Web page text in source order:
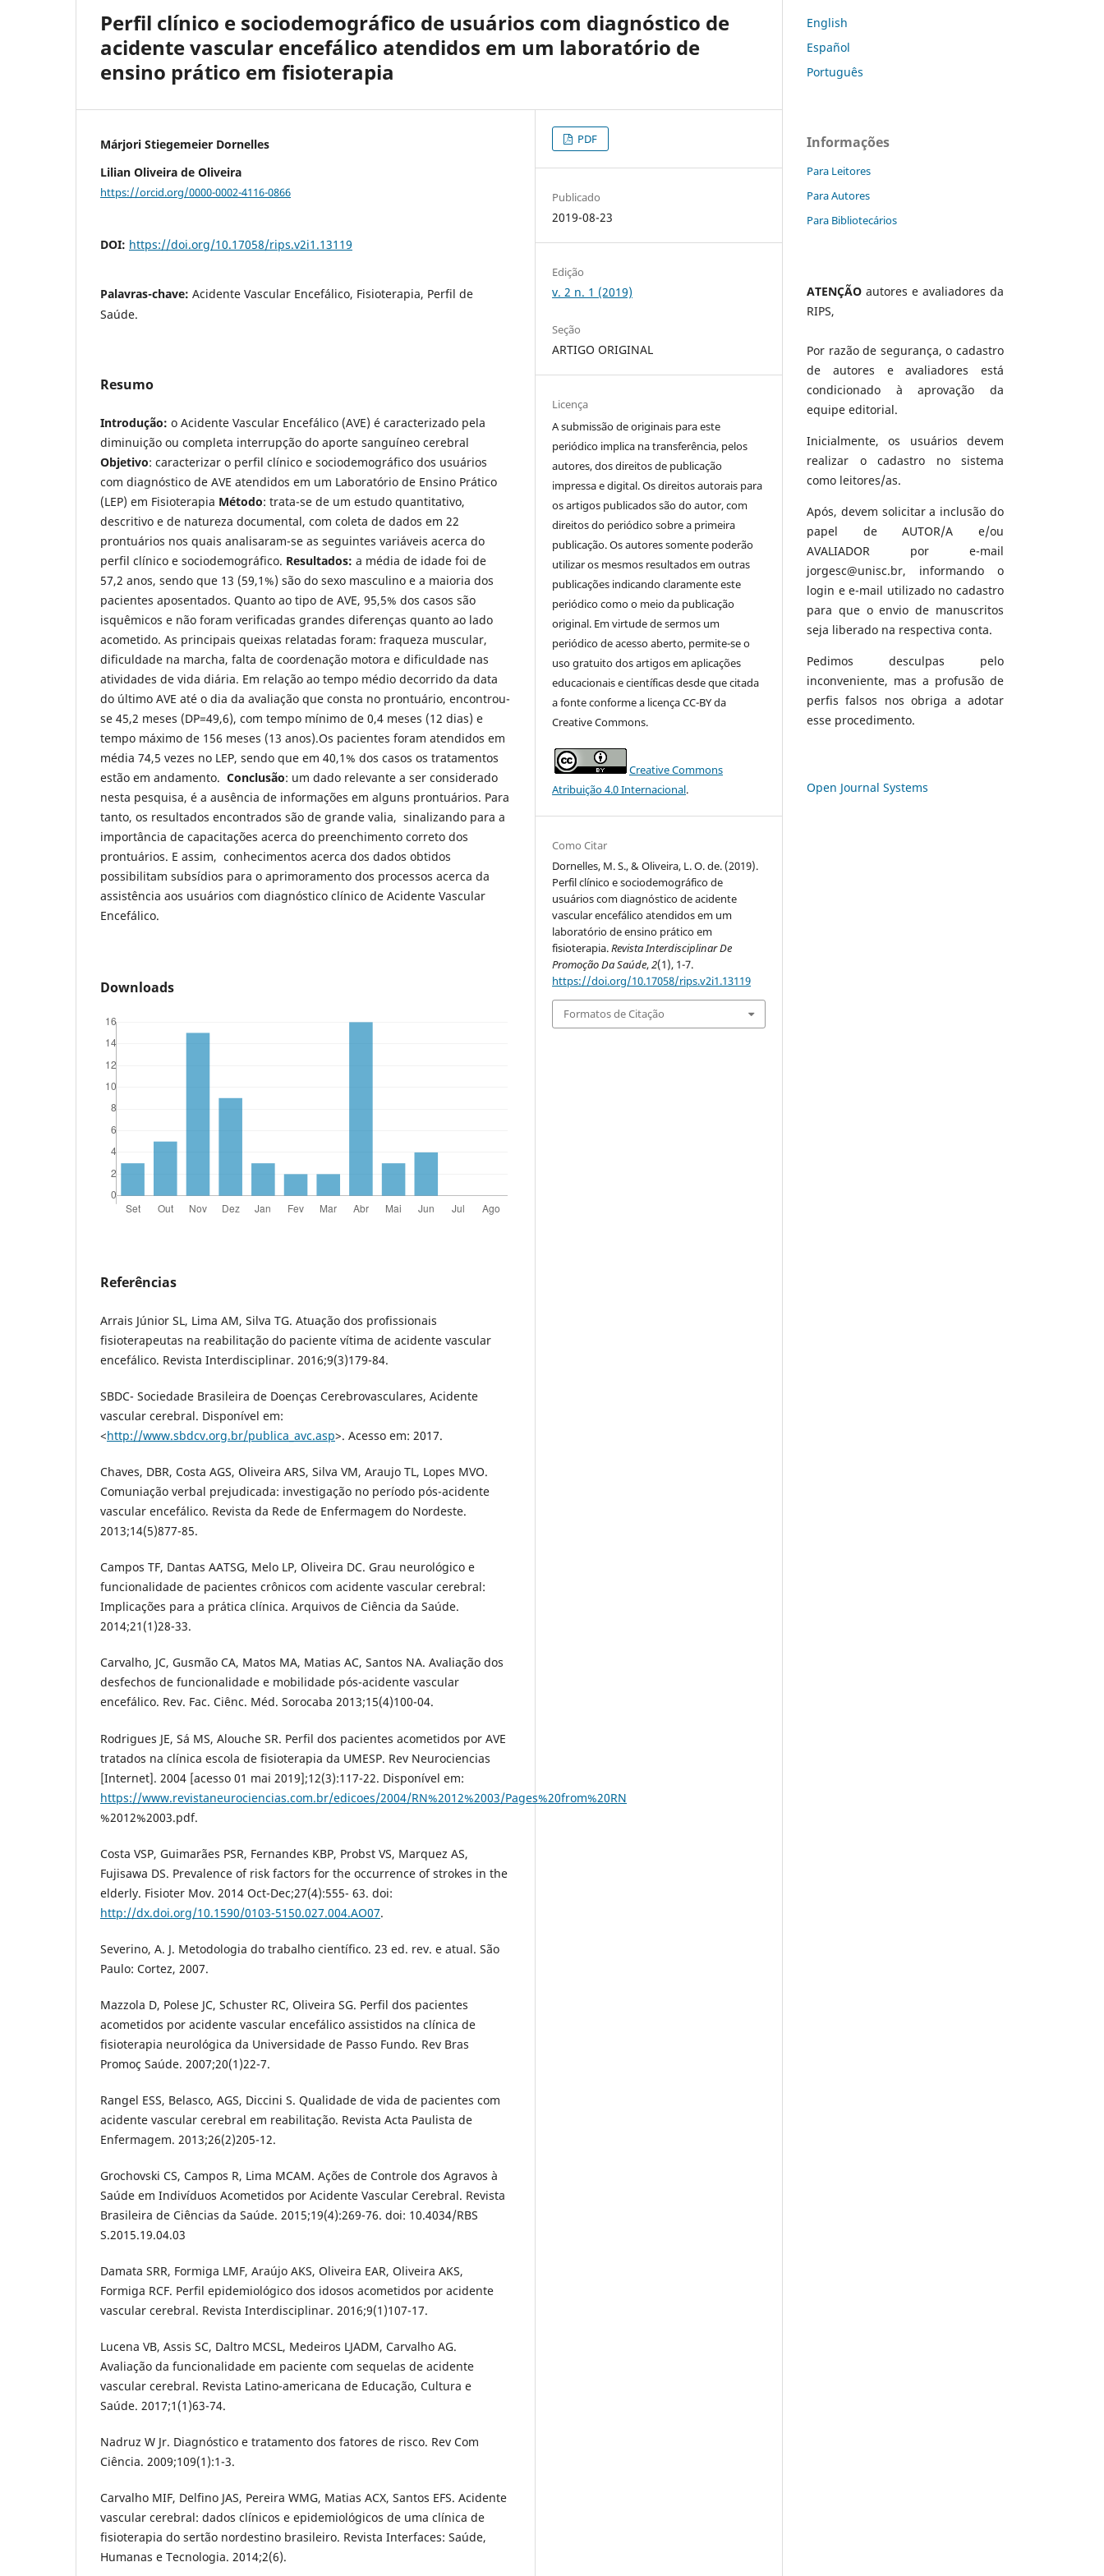
Perfil clínico e sociodemográfico de usuários com diagnóstico de
acidente vascular encefálico atendidos em um laboratório de
ensino prático em fisioterapia
Márjori Stiegemeier Dornelles
Lilian Oliveira de Oliveira
https://orcid.org/0000-0002-4116-0866
DOI: https://doi.org/10.17058/rips.v2i1.13119
Palavras-chave: Acidente Vascular Encefálico, Fisioterapia, Perfil de
Saúde.
Resumo
Introdução: o Acidente Vascular Encefálico (AVE) é caracterizado pela
diminuição ou completa interrupção do aporte sanguíneo cerebral
Objetivo: caracterizar o perfil clínico e sociodemográfico dos usuários
com diagnóstico de AVE atendidos em um Laboratório de Ensino Prático
(LEP) em Fisioterapia Método: trata-se de um estudo quantitativo,
descritivo e de natureza documental, com coleta de dados em 22
prontuários nos quais analisaram-se as seguintes variáveis acerca do
perfil clínico e sociodemográfico. Resultados: a média de idade foi de
57,2 anos, sendo que 13 (59,1%) são do sexo masculino e a maioria dos
pacientes aposentados. Quanto ao tipo de AVE, 95,5% dos casos são
isquêmicos e não foram verificadas grandes diferenças quanto ao lado
acometido. As principais queixas relatadas foram: fraqueza muscular,
dificuldade na marcha, falta de coordenação motora e dificuldade nas
atividades de vida diária. Em relação ao tempo médio decorrido da data
do último AVE até o dia da avaliação que consta no prontuário, encontrou-
se 45,2 meses (DP=49,6), com tempo mínimo de 0,4 meses (12 dias) e
tempo máximo de 156 meses (13 anos).Os pacientes foram atendidos em
média 74,5 vezes no LEP, sendo que em 40,1% dos casos os tratamentos
estão em andamento. Conclusão: um dado relevante a ser considerado
nesta pesquisa, é a ausência de informações em alguns prontuários. Para
tanto, os resultados encontrados são de grande valia, sinalizando para a
importância de capacitações acerca do preenchimento correto dos
prontuários. E assim, conhecimentos acerca dos dados obtidos
possibilitam subsídios para o aprimoramento dos processos acerca da
assistência aos usuários com diagnóstico clínico de Acidente Vascular
Encefálico.
Downloads
Referências
Arrais Júnior SL, Lima AM, Silva TG. Atuação dos profissionais
fisioterapeutas na reabilitação do paciente vítima de acidente vascular
encefálico. Revista Interdisciplinar. 2016;9(3)179-84.
SBDC- Sociedade Brasileira de Doenças Cerebrovasculares, Acidente
vascular cerebral. Disponível em:
<http://www.sbdcv.org.br/publica_avc.asp>. Acesso em: 2017.
Chaves, DBR, Costa AGS, Oliveira ARS, Silva VM, Araujo TL, Lopes MVO.
Comuniação verbal prejudicada: investigação no período pós-acidente
vascular encefálico. Revista da Rede de Enfermagem do Nordeste.
2013;14(5)877-85.
Campos TF, Dantas AATSG, Melo LP, Oliveira DC. Grau neurológico e
funcionalidade de pacientes crônicos com acidente vascular cerebral:
Implicações para a prática clínica. Arquivos de Ciência da Saúde.
2014;21(1)28-33.
Carvalho, JC, Gusmão CA, Matos MA, Matias AC, Santos NA. Avaliação dos
desfechos de funcionalidade e mobilidade pós-acidente vascular
encefálico. Rev. Fac. Ciênc. Méd. Sorocaba 2013;15(4)100-04.
Rodrigues JE, Sá MS, Alouche SR. Perfil dos pacientes acometidos por AVE
tratados na clínica escola de fisioterapia da UMESP. Rev Neurociencias
[Internet]. 2004 [acesso 01 mai 2019];12(3):117-22. Disponível em:
https://www.revistaneurociencias.com.br/edicoes/2004/RN%2012%2003/Pages%20from%20RN
%2012%2003.pdf.
Costa VSP, Guimarães PSR, Fernandes KBP, Probst VS, Marquez AS,
Fujisawa DS. Prevalence of risk factors for the occurrence of strokes in the
elderly. Fisioter Mov. 2014 Oct-Dec;27(4):555- 63. doi:
http://dx.doi.org/10.1590/0103-5150.027.004.AO07.
Severino, A. J. Metodologia do trabalho científico. 23 ed. rev. e atual. São
Paulo: Cortez, 2007.
Mazzola D, Polese JC, Schuster RC, Oliveira SG. Perfil dos pacientes
acometidos por acidente vascular encefálico assistidos na clínica de
fisioterapia neurológica da Universidade de Passo Fundo. Rev Bras
Promoç Saúde. 2007;20(1)22-7.
Rangel ESS, Belasco, AGS, Diccini S. Qualidade de vida de pacientes com
acidente vascular cerebral em reabilitação. Revista Acta Paulista de
Enfermagem. 2013;26(2)205-12.
Grochovski CS, Campos R, Lima MCAM. Ações de Controle dos Agravos à
Saúde em Indivíduos Acometidos por Acidente Vascular Cerebral. Revista
Brasileira de Ciências da Saúde. 2015;19(4):269-76. doi: 10.4034/RBS
S.2015.19.04.03
Damata SRR, Formiga LMF, Araújo AKS, Oliveira EAR, Oliveira AKS,
Formiga RCF. Perfil epidemiológico dos idosos acometidos por acidente
vascular cerebral. Revista Interdisciplinar. 2016;9(1)107-17.
Lucena VB, Assis SC, Daltro MCSL, Medeiros LJADM, Carvalho AG.
Avaliação da funcionalidade em paciente com sequelas de acidente
vascular cerebral. Revista Latino-americana de Educação, Cultura e
Saúde. 2017;1(1)63-74.
Nadruz W Jr. Diagnóstico e tratamento dos fatores de risco. Rev Com
Ciência. 2009;109(1):1-3.
Carvalho MIF, Delfino JAS, Pereira WMG, Matias ACX, Santos EFS. Acidente
vascular cerebral: dados clínicos e epidemiológicos de uma clínica de
fisioterapia do sertão nordestino brasileiro. Revista Interfaces: Saúde,
Humanas e Tecnologia. 2014;2(6).
PDF
Publicado
2019-08-23
Edição
v. 2 n. 1 (2019)
Seção
ARTIGO ORIGINAL
Licença
A submissão de originais para este
periódico implica na transferência, pelos
autores, dos direitos de publicação
impressa e digital. Os direitos autorais para
os artigos publicados são do autor, com
direitos do periódico sobre a primeira
publicação. Os autores somente poderão
utilizar os mesmos resultados em outras
publicações indicando claramente este
periódico como o meio da publicação
original. Em virtude de sermos um
periódico de acesso aberto, permite-se o
uso gratuito dos artigos em aplicações
educacionais e científicas desde que citada
a fonte conforme a licença CC-BY da
Creative Commons.
Creative Commons
Atribuição 4.0 Internacional.
Como Citar
Dornelles, M. S., & Oliveira, L. O. de. (2019).
Perfil clínico e sociodemográfico de
usuários com diagnóstico de acidente
vascular encefálico atendidos em um
laboratório de ensino prático em
fisioterapia.Revista Interdisciplinar De
Promoção Da Saúde,2(1), 1-7.
https://doi.org/10.17058/rips.v2i1.13119
Formatos de Citação
English
Español
Português
Informações
Para Leitores
Para Autores
Para Bibliotecários
ATENÇÃO autores e avaliadores da
RIPS,
Por razão de segurança, o cadastro
de autores e avaliadores está
condicionado à aprovação da
equipe editorial.
Inicialmente, os usuários devem
realizar o cadastro no sistema
como leitores/as.
Após, devem solicitar a inclusão do
papel de AUTOR/A e/ou
AVALIADOR por e-mail
jorgesc@unisc.br, informando o
login e e-mail utilizado no cadastro
para que o envio de manuscritos
seja liberado na respectiva conta.
Pedimos desculpas pelo
inconveniente, mas a profusão de
perfis falsos nos obriga a adotar
esse procedimento.
Open Journal Systems